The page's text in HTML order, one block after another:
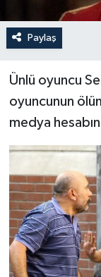
Paylaş
Ünlü oyuncu
oyuncunun
medya